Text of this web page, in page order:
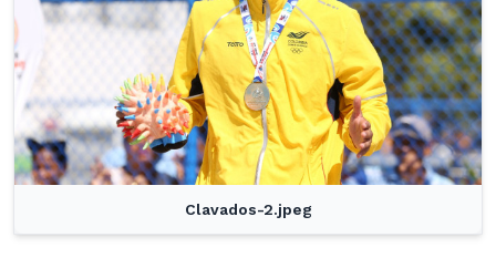
Clavados-2.jpeg